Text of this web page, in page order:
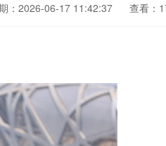
：2026-06-17 11:42:37 查看：